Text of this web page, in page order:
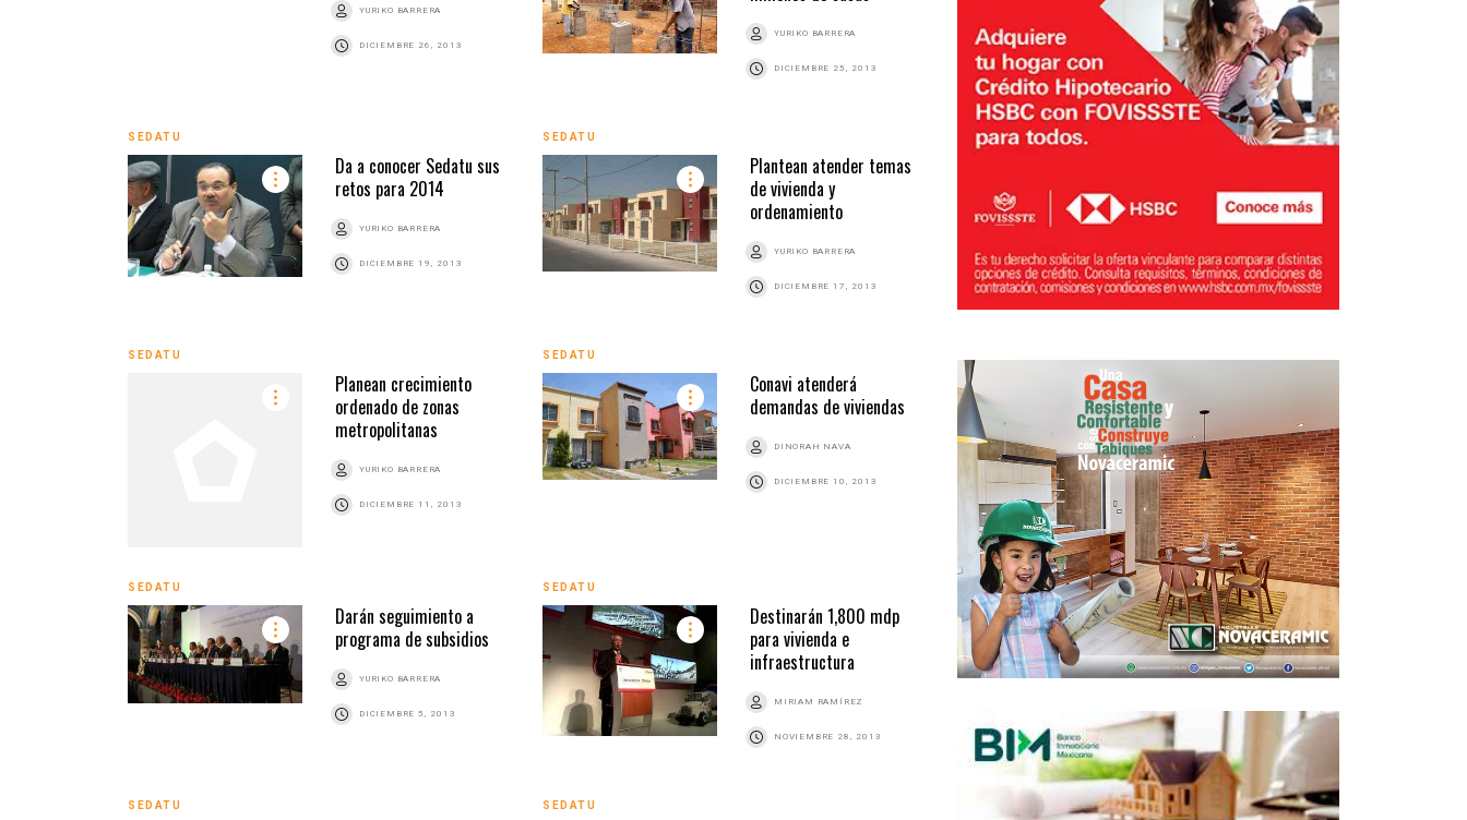
YURIKO BARRERA
DICIEMBRE 26, 2013
YURIKO BARRERA
DICIEMBRE 25, 2013
SEDATU
Da a conocer Sedatu sus
retos para 2014
YURIKO BARRERA
DICIEMBRE 19, 2013
SEDATU
Plantean atender temas
de vivienda y
ordenamiento
YURIKO BARRERA
DICIEMBRE 17, 2013
SEDATU
Planean crecimiento
ordenado de zonas
metropolitanas
YURIKO BARRERA
DICIEMBRE 11, 2013
SEDATU
Conavi atenderá
demandas de viviendas
DINORAH NAVA
DICIEMBRE 10, 2013
SEDATU
Darán seguimiento a
programa de subsidios
YURIKO BARRERA
DICIEMBRE 5, 2013
SEDATU
Destinarán 1,800 mdp
para vivienda e
infraestructura
MIRIAM RAMÍREZ
NOVIEMBRE 28, 2013
SEDATU SEDATU